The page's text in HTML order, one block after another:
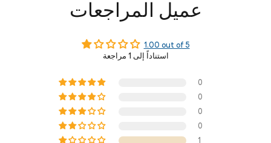
عميل المراجعات
1.00 out of 5
استناداً إلى 1 مراجعة
0
0
0
0
1